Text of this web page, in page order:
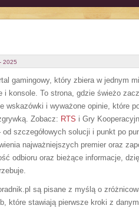
2025
gamingowy, który zbiera w jednym
i konsole. To strona, gdzie świeżo
wskazówki i wyważone opinie, które
Zobacz: RTS i Gry
szczegółowych solucji i punkt po
najważniejszych premier oraz
odbioru oraz bieżące informacje,
są pisane z myślą o
które stawiają pierwsze kroki z